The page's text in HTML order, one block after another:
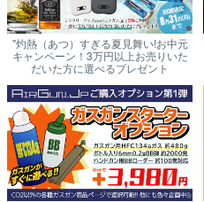
"灼熱（あつ）すぎる夏見舞い!お中元
キャンペーン！3万円以上お売りいた
だいた方に選べるプレゼント